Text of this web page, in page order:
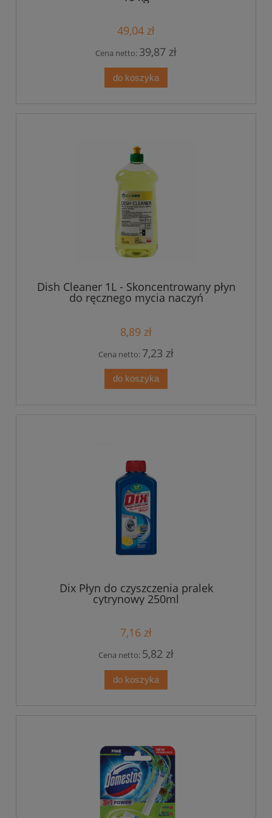
49,04 zł
Cena netto: 39,87 zł
do koszyka
Dish Cleaner 1L - Skoncentrowany płyn
do ręcznego mycia naczyń
8,89 zł
Cena netto: 7,23 zł
do koszyka
Dix Płyn do czyszczenia pralek
cytrynowy 250ml
7,16 zł
Cena netto: 5,82 zł
do koszyka